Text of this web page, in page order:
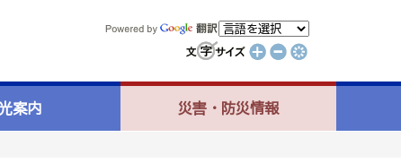
案内 災害・防災情報